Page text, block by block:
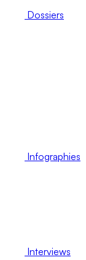
Dossiers
Infographies
Interviews